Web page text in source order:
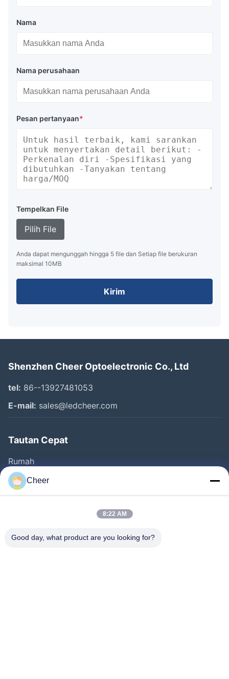
Nama
Nama perusahaan
Pesan pertanyaan*
Tempelkan File
Pilih File
Anda dapat mengunggah hingga 5 file dan Setiap file berukuran
maksimal 10MB
Kirim
Shenzhen Cheer Optoelectronic Co., Ltd
tel: 86--13927481053
E-mail: sales@ledcheer.com
Tautan Cepat
Rumah
Produk
Tentang Kita
Kontrol Kualitas
Cheer
8:22 AM
Good day, what product are you looking for?